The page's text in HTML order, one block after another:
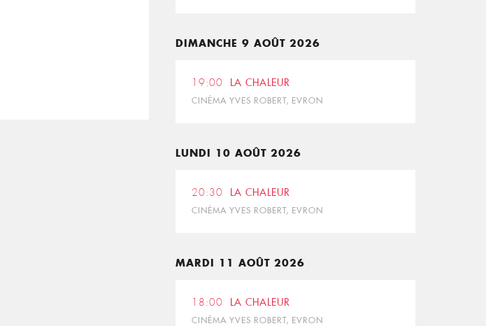
DIMANCHE 9 AOÛT 2026
19:00 LA CHALEUR
CINÉMA YVES ROBERT, EVRON
LUNDI 10 AOÛT 2026
20:30 LA CHALEUR
CINÉMA YVES ROBERT, EVRON
MARDI 11 AOÛT 2026
18:00 LA CHALEUR
CINÉMA YVES ROBERT, EVRON